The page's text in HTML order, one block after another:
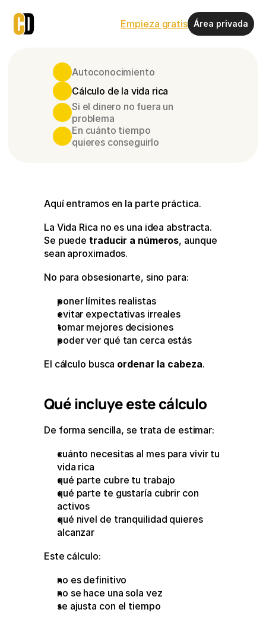
Empieza gratis Área privada
Autoconocimiento
Cálculo de la vida rica
Si el dinero no fuera un
problema
En cuánto tiempo
quieres conseguirlo
Aquí entramos en la parte práctica.
La Vida Rica no es una idea abstracta.
Se puede traducir a números, aunque
sean aproximados.
No para obsesionarte, sino para:
poner límites realistas
evitar expectativas irreales
tomar mejores decisiones
poder ver qué tan cerca estás
El cálculo busca ordenar la cabeza.
Qué incluye este cálculo
De forma sencilla, se trata de estimar:
cuánto necesitas al mes para vivir tu
vida rica
qué parte cubre tu trabajo
qué parte te gustaría cubrir con
activos
qué nivel de tranquilidad quieres
alcanzar
Este cálculo:
no es definitivo
no se hace una sola vez
se ajusta con el tiempo